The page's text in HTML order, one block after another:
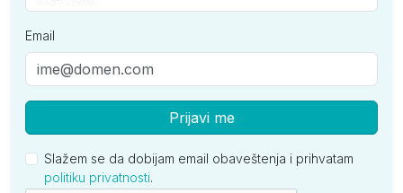
Email
Prijavi me
Slažem se da dobijam email obaveštenja i prihvatam
politiku privatnosti.